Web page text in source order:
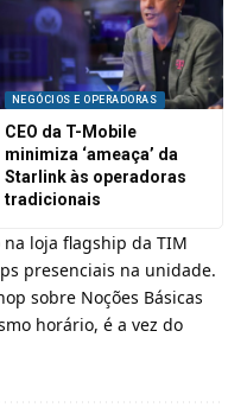
NEGÓCIOS E OPERADORAS
CEO da T-Mobile
minimiza ‘ameaça’ da
Starlink às operadoras
tradicionais
loja flagship da TIM
presenciais na unidade.
sobre Noções Básicas
horário, é a vez do